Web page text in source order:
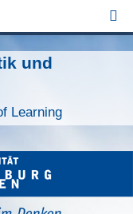
und
Learning